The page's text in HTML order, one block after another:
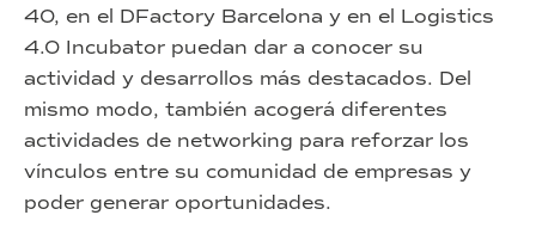
40, en el DFactory Barcelona y en el Logistics
4.0 Incubator puedan dar a conocer su
actividad y desarrollos más destacados. Del
mismo modo, también acogerá diferentes
actividades de networking para reforzar los
vínculos entre su comunidad de empresas y
poder generar oportunidades.